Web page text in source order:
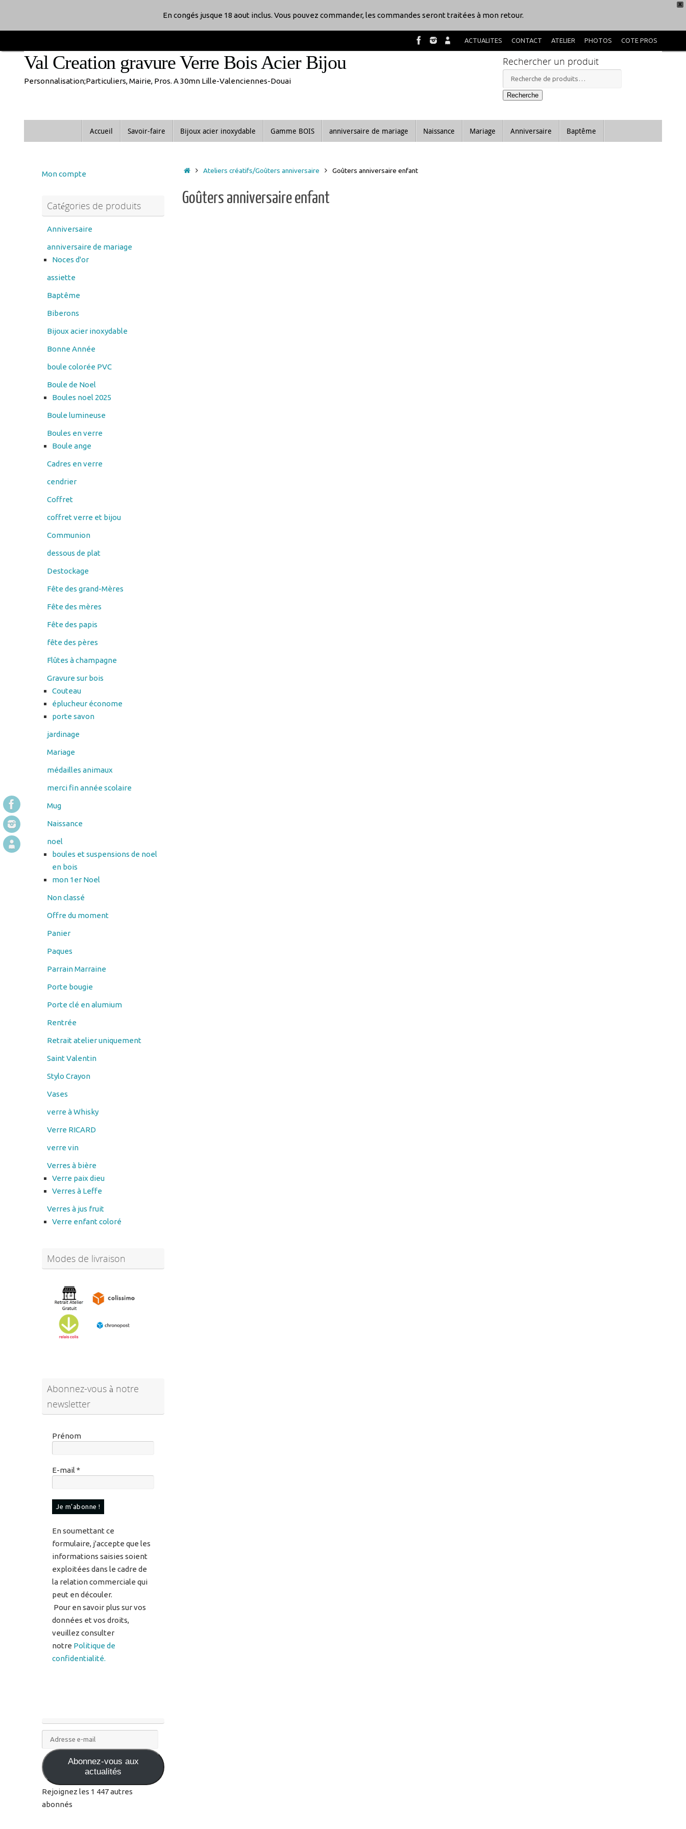
X
En congés jusque 18 aout inclus. Vous pouvez commander, les commandes seront traitées à mon retour.
au
contenu
ACTUALITES CONTACT ATELIER PHOTOS COTE PROS
Val Creation gravure Verre Bois Acier Bijou
Personnalisation;Particuliers, Mairie, Pros. A 30mn Lille-Valenciennes-Douai
Rechercher un produit
Recherche
pour :
Recherche
Accueil Savoir-faire Bijoux acier inoxydable Gamme BOIS anniversaire de mariage Naissance Mariage Anniversaire Baptême
AccueilAteliers créatifs/Goûters anniversaire Goûters anniversaire enfant
Goûters anniversaire enfant
Mon compte
Catégories de produits
Anniversaire
anniversaire de mariage
Noces d'or
assiette
Baptême
Biberons
Bijoux acier inoxydable
Bonne Année
boule colorée PVC
Boule de Noel
Boules noel 2025
Boule lumineuse
Boules en verre
Boule ange
Cadres en verre
cendrier
Coffret
coffret verre et bijou
Communion
dessous de plat
Destockage
Fête des grand-Mères
Fête des mères
Fête des papis
fête des pères
Flûtes à champagne
Gravure sur bois
Couteau
éplucheur économe
porte savon
jardinage
Mariage
médailles animaux
merci fin année scolaire
Mug
Naissance
noel
boules et suspensions de noel
en bois
mon 1er Noel
Non classé
Offre du moment
Panier
Paques
Parrain Marraine
Porte bougie
Porte clé en alumium
Rentrée
Retrait atelier uniquement
Saint Valentin
Stylo Crayon
Vases
verre à Whisky
Verre RICARD
verre vin
Verres à bière
Verre paix dieu
Verres à Leffe
Verres à jus fruit
Verre enfant coloré
Modes de livraison
Abonnez-vous à notre
newsletter
Prénom
E-mail *
En soumettant ce
formulaire, j'accepte que les
informations saisies soient
exploitées dans le cadre de
la relation commerciale qui
peut en découler.
Pour en savoir plus sur vos
données et vos droits,
veuillez consulter
notre Politique de
confidentialité.
Adresse
e-
mail
Abonnez-vous aux
actualités
Rejoignez les 1 447 autres
abonnés